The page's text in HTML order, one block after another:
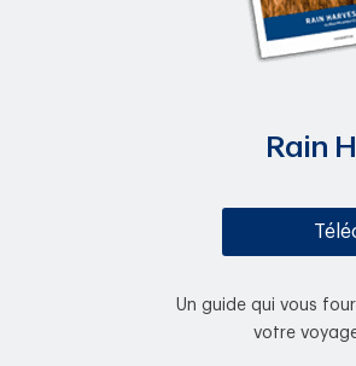
Rain
Un guide qui vous
votre